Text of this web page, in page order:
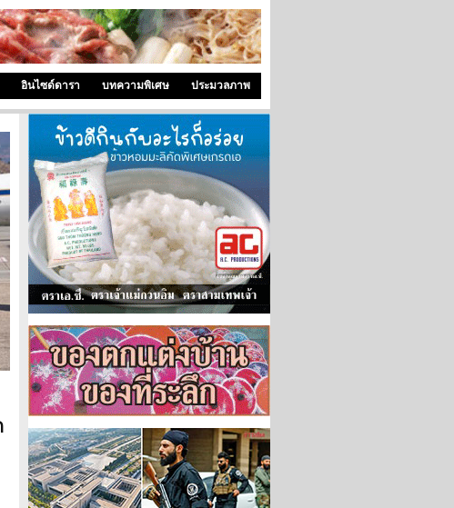
อินไซด์ดารา บทความพิเศษ ประมวลภาพ